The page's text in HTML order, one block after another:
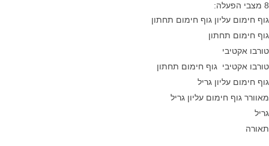
8 מצבי הפעלה:
גוף חימום עליון גוף חימום תחתון
גוף חימום תחתון
טורבו אקטיבי
טורבו אקטיבי גוף חימום תחתון
גוף חימום עליון גריל
מאוורר גוף חימום עליון גריל
גריל
תאורה